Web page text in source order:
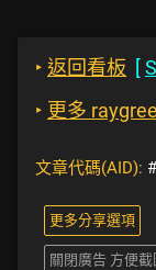
‣ 返回看板 [
‣ 更多
文章代碼(AID):
更多分享選項
關閉廣告 方便截